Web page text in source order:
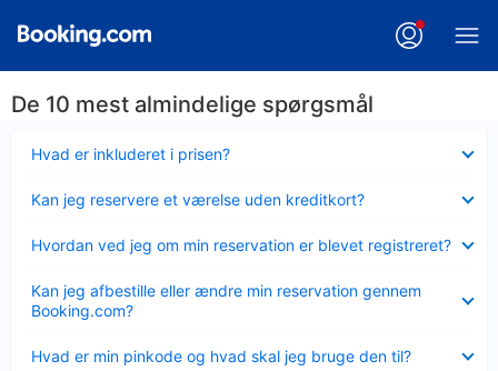
De 10 mest almindelige spørgsmål
Hvad er inkluderet i prisen?
Kan jeg reservere et værelse uden kreditkort?
Hvordan ved jeg om min reservation er blevet registreret?
Kan jeg afbestille eller ændre min reservation gennem
Booking.com?
Hvad er min pinkode og hvad skal jeg bruge den til?